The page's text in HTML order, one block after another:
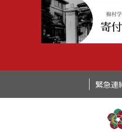
緊急連